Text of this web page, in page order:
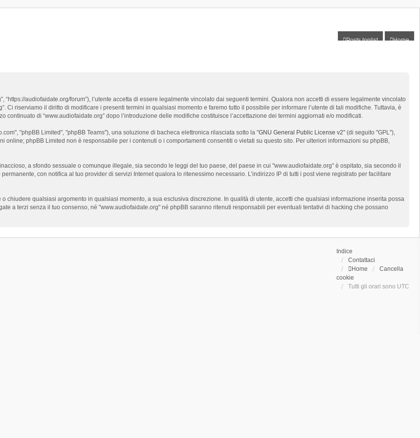
Posts toplist Home
“https://audiofaidate.org/forum”), l’utente accetta di essere legalmente vincolato dai seguenti termini. Qualora non accetti di essere legalmente vincolato
Ci riserviamo il diritto di modificare i presenti termini in qualsiasi momento e faremo tutto il possibile per informare l’utente di tali modifiche. Tuttavia, è
di “www.audiofaidate.org” dopo l’introduzione delle modifiche costituisce l’accettazione dei termini aggiornati e/o modificati.
"phpBB Limited", "phpBB Teams"), una soluzione di bacheca elettronica rilasciata sotto la "GNU General Public License v2" (di seguito "GPL"),
online; phpBB Limited non è responsabile per i contenuti o i comportamenti consentiti o vietati su questo sito. Per ulteriori informazioni su phpBB,
a sfondo sessuale o comunque illegale, sia secondo le leggi del tuo paese, del paese in cui "www.audiofaidate.org" è ospitato, sia secondo il
con notifica al tuo provider di servizi Internet qualora lo ritenessimo necessario. L’indirizzo IP di tutti i post viene registrato per facilitare
chiudere qualsiasi argomento in qualsiasi momento, a sua esclusiva discrezione. In qualità di utente, accetti che qualsiasi informazione inserita possa
a terzi senza il tuo consenso, né "www.audiofaidate.org" né phpBB saranno ritenuti responsabili per eventuali tentativi di hacking che possano
Indice
Contattaci
Home
Cancella
cookie
Tutti gli orari sono UTC